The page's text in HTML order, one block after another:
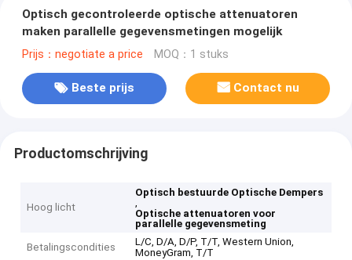
Optisch gecontroleerde optische attenuatoren
maken parallelle gegevensmetingen mogelijk
Prijs：negotiate a price MOQ：1 stuks
Beste prijs Contact nu
Productomschrijving
Hoog licht
Optisch bestuurde Optische Dempers
,
Optische attenuatoren voor
parallelle gegevensmeting
Betalingscondities
L/C, D/A, D/P, T/T, Western Union,
MoneyGram, T/T